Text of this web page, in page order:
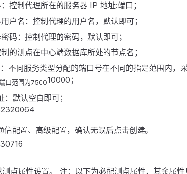
控制代理所在的服务器 IP 地址:端口；
户名：控制代理的用户名，默认即可；
码：控制代理的密码，默认即可；
的测点在中心端数据库所处的节点名；
不同服务类型分配的端口号在不同的指定范围内，
口范围为750010000；
默认空白即可；
配置、高级配置，确认无误后点击创建。
点属性设置。 注：以下为必配测点属性，其余属性